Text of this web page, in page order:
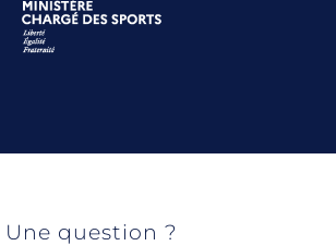
Une question ?